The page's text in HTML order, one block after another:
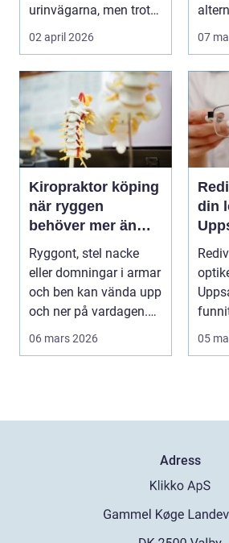
urinvägarna, men trots
det hamnar den ofta i...
02 april 2026
vill
07
Kiropraktor köping
när ryggen
behöver mer än
vila
Ryggont, stel nacke
eller domningar i armar
och ben kan vända upp
och ner på vardagen.
Många väntar ...
06 mars 2026
din
05
Adress